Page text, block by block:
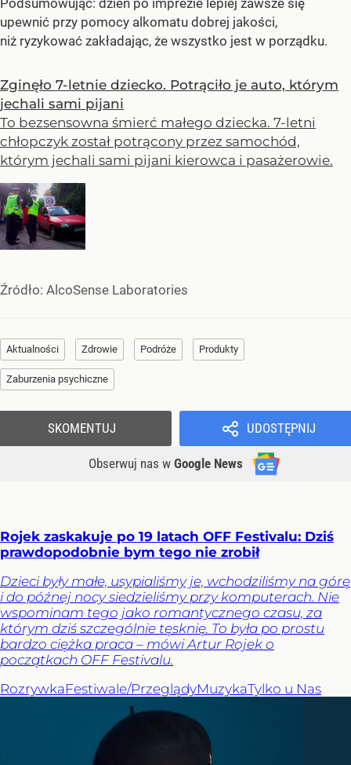
upewnić przy pomocy alkomatu dobrej jakości,
niż ryzykować zakładając, że wszystko jest w porządku.
Zginęło 7-letnie dziecko. Potrąciło je auto, którym
jechali sami pijani
To bezsensowna śmierć małego dziecka. 7-letni
chłopczyk został potrącony przez samochód,
którym jechali sami pijani kierowca i pasażerowie.
Źródło: AlcoSense Laboratories
Aktualności Zdrowie Podróże Produkty
Zaburzenia psychiczne
UDOSTĘPNIJ
Obserwuj nas w Google News
SKOMENTUJ
Rojek zaskakuje po 19 latach OFF Festivalu: Dziś
prawdopodobnie bym tego nie zrobił
Dzieci były małe, usypialiśmy je, wchodziliśmy na górę
i do późnej nocy siedzieliśmy przy komputerach. Nie
wspominam tego jako romantycznego czasu, za
którym dziś szczególnie tęsknię. To była po prostu
bardzo ciężka praca – mówi Artur Rojek o
początkach OFF Festivalu.
RozrywkaFestiwale/PrzeglądyMuzykaTylko u Nas